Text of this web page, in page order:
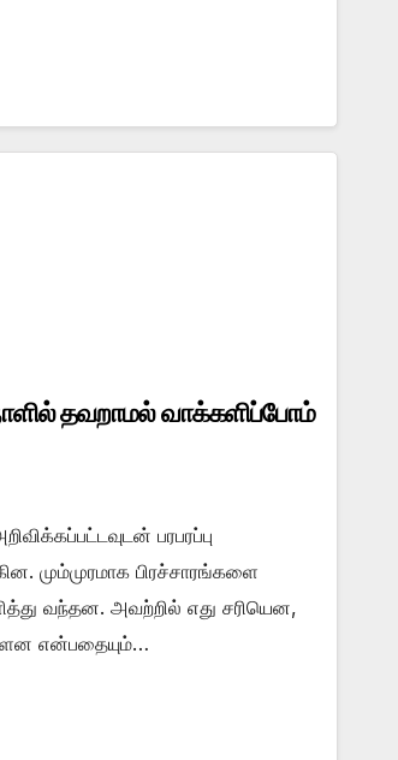
தவறாமல் வாக்களிப்போம்
பரபரப்பு
மும்முரமாக பிரச்சாரங்களை
வந்தன. அவற்றில் எது சரியென,
என்பதையும்…